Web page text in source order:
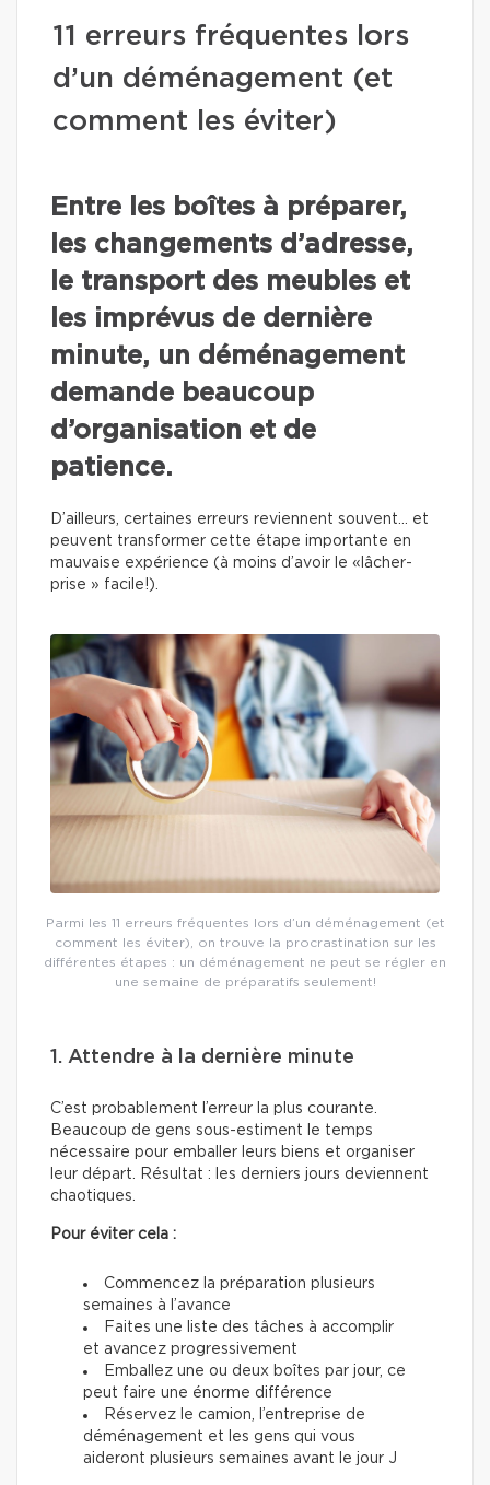
11 erreurs fréquentes lors
d’un déménagement (et
comment les éviter)
Entre les boîtes à préparer,
les changements d’adresse,
le transport des meubles et
les imprévus de dernière
minute, un déménagement
demande beaucoup
d’organisation et de
patience.
D’ailleurs, certaines erreurs reviennent souvent… et
peuvent transformer cette étape importante en
mauvaise expérience (à moins d’avoir le «lâcher-
prise » facile!).
Parmi les 11 erreurs fréquentes lors d’un déménagement (et
comment les éviter), on trouve la procrastination sur les
différentes étapes : un déménagement ne peut se régler en
une semaine de préparatifs seulement!
1. Attendre à la dernière minute
C’est probablement l’erreur la plus courante.
Beaucoup de gens sous-estiment le temps
nécessaire pour emballer leurs biens et organiser
leur départ. Résultat : les derniers jours deviennent
chaotiques.
Pour éviter cela :
Commencez la préparation plusieurs
semaines à l’avance
Faites une liste des tâches à accomplir
et avancez progressivement
Emballez une ou deux boîtes par jour, ce
peut faire une énorme différence
Réservez le camion, l’entreprise de
déménagement et les gens qui vous
aideront plusieurs semaines avant le jour J